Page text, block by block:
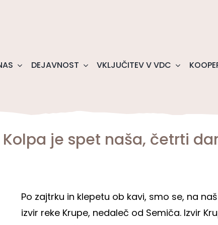
DEJAVNOST VKLJUČITEV V VDC
Kolpa je spet naša, četrti
Po zajtrku in klepetu ob kavi, smo se, na
izvir reke Krupe, nedaleč od Semiča. Izvir